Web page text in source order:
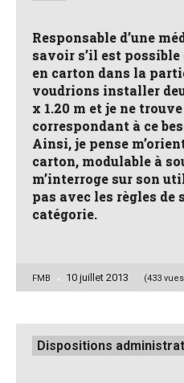
Responsable d’une
savoir s’il est
en carton dans la
voudrions installer
x 1.20 m et je ne
correspondant à ce
Ainsi, je pense
carton, modulable à
m’interroge sur son
pas avec les règles de
catégorie.
Posted
FMB 10 juillet 2013 (433
Posted
inDispositions